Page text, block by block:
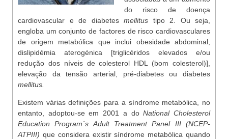
do risco de doença
cardiovascular e de diabetes mellitus tipo 2. Ou seja,
engloba um conjunto de factores de risco cardiovasculares
de origem metabólica que inclui obesidade abdominal,
dislipidémia aterogénica [triglicéridos elevados e/ou
redução dos níveis de colesterol HDL (bom colesterol)],
elevação da tensão arterial, pré-diabetes ou diabetes
mellitus.
Existem várias definições para a síndrome metabólica, no
entanto, adoptou-se em 2001 a doNational Cholesterol
Education Program´s Adult Treatment Panel III (NCEP-
ATPIII) que considera existir síndrome metabólica quando